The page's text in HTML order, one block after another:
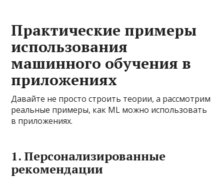
Практические примеры
использования
машинного обучения в
приложениях
Давайте не просто строить теории, а рассмотрим
реальные примеры, как ML можно использовать
в приложениях.
1. Персонализированные
рекомендации